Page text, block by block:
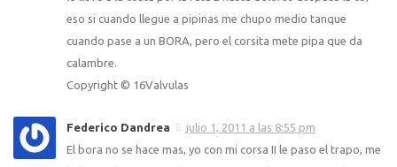
eso si cuando llegue a pipinas me chupo medio tanque
cuando pase a un BORA, pero el corsita mete pipa que da
calambre.
Copyright © 16Valvulas
Federico Dandrea
julio 1, 2011 a las 8:55 pm
El bora no se hace mas, yo con mi corsa II le paso el trapo, me